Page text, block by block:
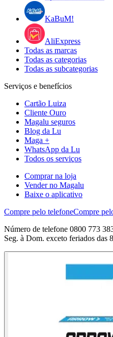
KaBuM!
AliExpress
Todas as marcas
Todas as categorias
Todas as subcategorias
Serviços e benefícios
Cartão Luiza
Cliente Ouro
Magalu seguros
Blog da Lu
Maga +
WhatsApp da Lu
Todos os serviços
Comprar na loja
Vender no Magalu
Baixe o aplicativo
Compre pelo telefoneCompre
Número de telefone 0800 773
Seg. à Dom. exceto feriados das